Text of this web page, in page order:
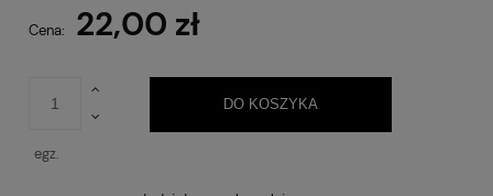
Cena: 22,00 zł
egz.
DO KOSZYKA